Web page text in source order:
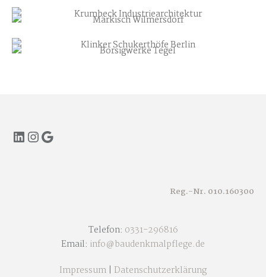
LinkedIn InstagramGoogle
Reg.-Nr. 010.160300
Telefon: 0331-296816
Email: info@baudenkmalpflege.de
Impressum | Datenschutzerklärung